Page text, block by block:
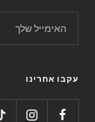
האימייל שלך
עקבו אחרינו